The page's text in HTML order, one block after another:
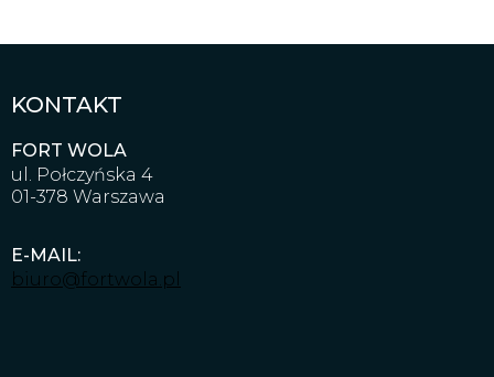
KONTAKT
FORT WOLA
ul. Połczyńska 4
01-378 Warszawa
E-MAIL:
biuro@fortwola.pl